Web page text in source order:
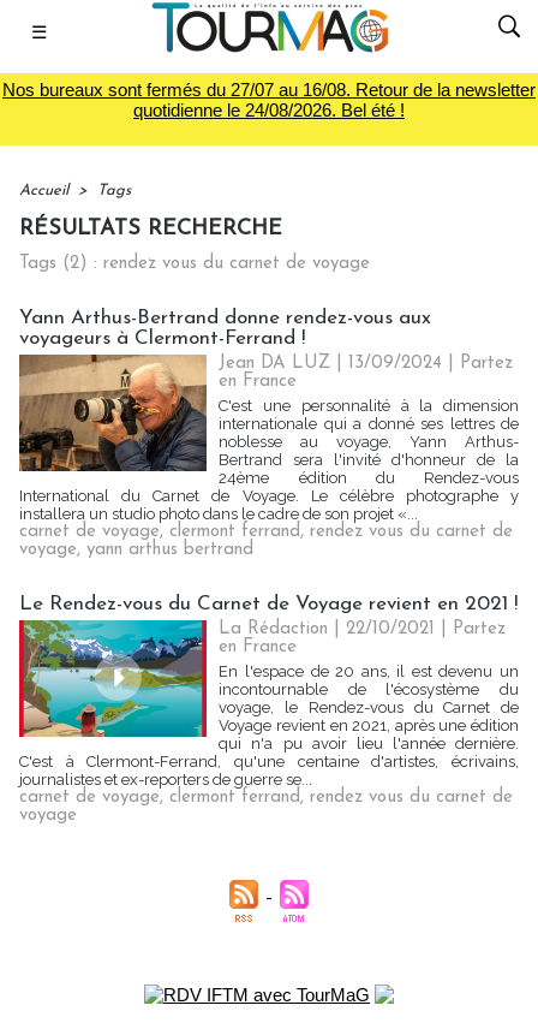
☰
Nos bureaux sont fermés du 27/07 au 16/08. Retour de la newsletter
quotidienne le 24/08/2026. Bel été !
Accueil > Tags
RÉSULTATS RECHERCHE
Tags (2) : rendez vous du carnet de voyage
Yann Arthus-Bertrand donne rendez-vous aux
voyageurs à Clermont-Ferrand !
Jean DA LUZ | 13/09/2024
Partez
en France
C'est une personnalité à la dimension
internationale qui a donné ses lettres de
noblesse au voyage, Yann Arthus-
Bertrand sera l'invité d'honneur de la
24ème édition du Rendez-vous
International du Carnet de Voyage. Le célèbre photographe y
installera un studio photo dans le cadre de son projet «...
carnet de voyage, clermont ferrand, rendez vous du carnet de
voyage, yann arthus bertrand
Le Rendez-vous du Carnet de Voyage revient en 2021 !
La Rédaction | 22/10/2021
Partez
en France
En l'espace de 20 ans, il est devenu un
incontournable de l'écosystème du
voyage, le Rendez-vous du Carnet de
Voyage revient en 2021, après une édition
qui n'a pu avoir lieu l'année dernière.
C'est à Clermont-Ferrand, qu'une centaine d'artistes, écrivains,
journalistes et ex-reporters de guerre se...
carnet de voyage, clermont ferrand, rendez vous du carnet de
voyage